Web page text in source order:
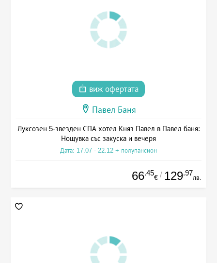
виж офертата
Павел Баня
Луксозен 5-звезден СПА хотел Княз Павел в Павел баня:
Нощувка със закуска и вечеря
Дата: 17.07 - 22.12 + полупансион
66.45
€ / 129.97
лв.